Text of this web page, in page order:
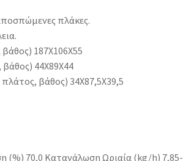
πλάκες.
187X106X55
44X89X44
βάθος) 34X87,5Χ39,5
(%) 70,0 Κατανάλωση Ωριαία (kg/h) 7,85-